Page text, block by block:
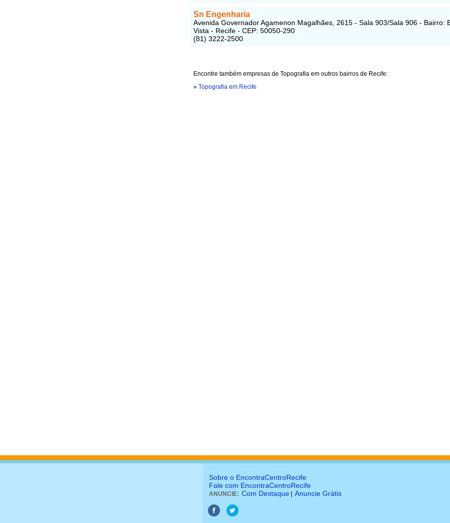
Sn Engenharia
Avenida Governador Agamenon Magalhães, 2615 - Sala 903/Sala 906 - Bairro:
Vista - Recife - CEP: 50050-290
(81) 3222-2500
Encontre também empresas de Topografia em outros bairros de Recife:
» Topografia em Recife
Sobre o EncontraCentroRecife
Fale com EncontraCentroRecife
ANUNCIE: Com Destaque Anuncie Grátis